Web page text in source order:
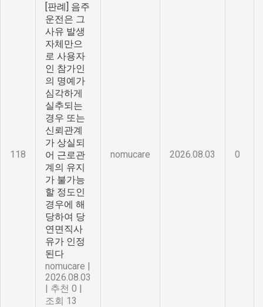
118
[판례] 음주
운전은 그
사유 발생
자체만으
로 사용자
인 참가인
의 명예가
심각하게
실추되는
경우 또는
신뢰관계
가 상실되
어 근로관
계의 유지
가 불가능
할 정도인
경우에 해
당하여 당
연면직사
유가 인정
된다
nomucare |
2026.08.03
| 추천 0 |
조회 13
nomucare 2026.08.03 0